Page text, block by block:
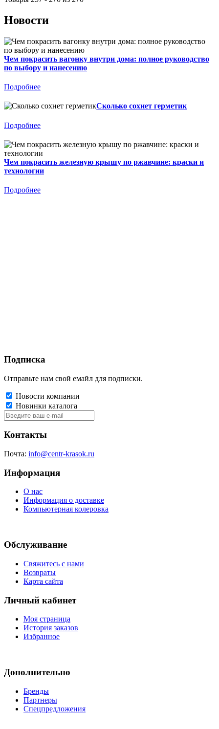
Новости
Чем покрасить вагонку внутри дома: полное руководство
по выбору и нанесению
Подробнее
Сколько сохнет герметик
Подробнее
Чем покрасить железную крышу по ржавчине: краски и
технологии
Подробнее
Подписка
Отправьте нам свой емайл для подписки.
Новости компании
Новинки каталога
Контакты
Почта: info@centr-krasok.ru
Информация
О нас
Информация о доставке
Компьютерная колеровка
Обслуживание
Свяжитесь с нами
Возвраты
Карта сайта
Личный кабинет
Моя страница
История заказов
Избранное
Дополнительно
Бренды
Партнеры
Спецпредложения